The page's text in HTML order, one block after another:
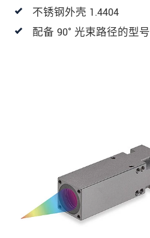
不锈钢外壳 1.4404
配备 90° 光束路径的型号